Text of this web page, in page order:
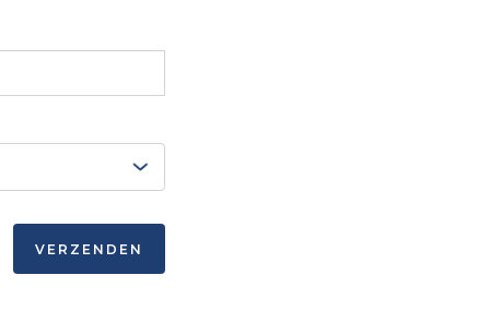
VERZENDEN